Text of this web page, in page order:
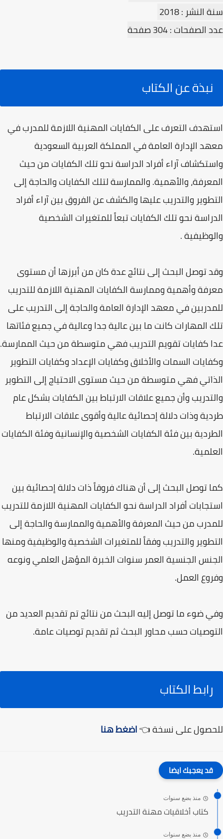
سنة النشر : 2018
عدد الصفحات : 304 صفحة
نبذة عن الكتاب
استهدف التعرف على الكفايات المهنية اللازمة للمدرب في
معهد الإدارة العامة في المملكة العربية السعودية
واستكشاف آراء أفراد الدراسة نحو تلك الكفايات من حيث
المعرفة، والأهمية. والممارسة لتلك الكفايات والحاجة إلى
التطوير والتدريب عليها والكشف عن الفروق بين آراء أفراد
الدراسة نحو تلك الكفايات تبعاً للمتغيرات الشخصية
والوظيفية .
وقد توصل البحث إلى نتائج عدة كان من أبرزها أن مستوى
معرفة وأهمية وممارسة الكفايات المهنية اللازمة للتدريب
للمدربين في معهد الإدارة العامة والحاجة إلى التدريب على
تلك المهارات كانت ما بين عالية جدا وعالية في جميع فئاتها
عدا كفايات تقويم التدريب فهي متوسطة من حيث الممارسة.
وكفايات السمات والأخلاق وكفايات الإعداد وكفايات التطوير
الذاتي فهي متوسطة من حيث مستوى الاحتياج إلى التطوير
والتدريب وأن جميع علاقات الارتباط بين الكفايات بشكل عام
طردية وذات دلالة إحصائية عالية وأقوى علاقات الارتباط
الطردية بين فئة الكفايات الشخصية والإنسانية وفئة الكفايات
العلمية.
كما توصل البحث إلى أن هناك فروقاً ذات دلالة إحصائية بين
استجابات أفراد الدراسة نحو الكفايات المهنية اللازمة للتدريب
للمدرب من حيث المعرفة والأهمية والممارسة والحاجة إلى
التطوير والتدريب وفقاً للمتغيرات الشخصية والوظيفية ومنها
الجنس الجنسية العمر سنوات الخبرة المؤهل العلمي ونوعه
وفروع العمل.
وفي ضوء ما توصل إليه البحث من نتائج تم تقديم العديد من
التوصيات حسب محاور البحث ثم تقديم توصيات عامة.
رابط الكتاب
للحصول على نسخة 👈اضغط هنا
قد يعجبك ايضا
منذ بضع سنوات
كتاب أخلاقيات مهنة التدريب
منذ بضع سنوات